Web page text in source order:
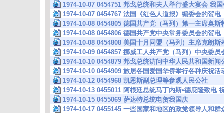
1974-10-07 0454751 邦戈总统和夫人举行盛大宴会 我
1974-10-07 0454767 法国《红色人道报》编委会的贺电
1974-10-08 0454805 德国共产党（马列）第一主席奥斯
1974-10-08 0454806 德国共产党中央常务委员会的贺电
1974-10-08 0454808 美国十月同盟（马列）主席克朗斯
1974-10-09 0454857 挪威工人共产党（马列）中央委
1974-10-10 0454879 邦戈总统访问中华人民共和国新闻
1974-10-10 0454909 旅居各国爱国华侨举行各种庆祝活
1974-10-12 0454968 凯恩斯副总理等参观人民公社
1974-10-13 0455011 阿根廷总统马丁内斯•德庇隆致电
1974-10-15 0455069 萨达特总统电贺我国庆
1974-10-17 0455145 一些国家和地区的政党领导人和群